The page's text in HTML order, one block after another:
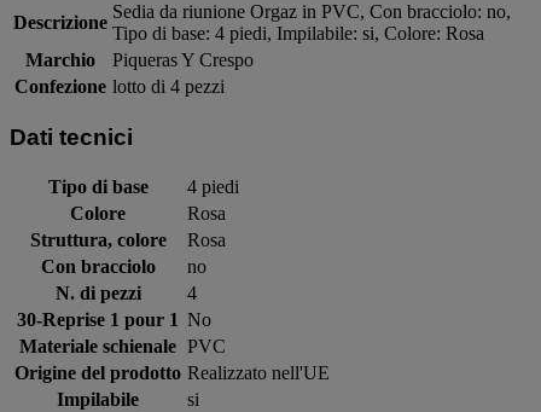
Descrizione
Sedia da riunione Orgaz in PVC, Con bracciolo: no,
Tipo di base: 4 piedi, Impilabile: si, Colore: Rosa
Marchio
Piqueras Y Crespo
Confezione lotto di 4 pezzi
Dati tecnici
Tipo di base
4 piedi
Colore
Rosa
Struttura, colore
Rosa
Con bracciolo
no
N. di pezzi
4
30-Reprise 1 pour 1 No
Materiale schienale PVC
Origine del prodotto Realizzato nell'UE
Impilabile
si